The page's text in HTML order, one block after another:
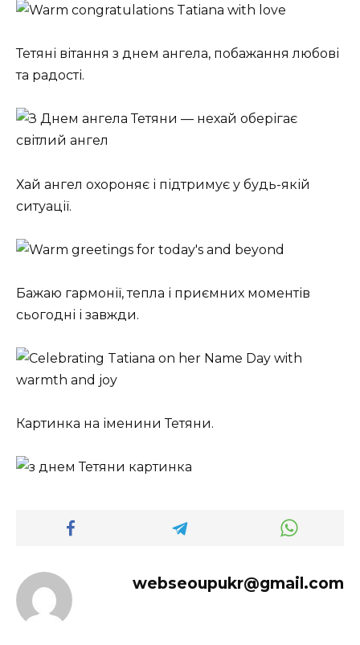
Тетяні вітання з днем ангела, побажання любові
та радості.
Хай ангел охороняє і підтримує у будь-якій
ситуації.
Бажаю гармонії, тепла і приємних моментів
сьогодні і завжди.
Картинка на іменини Тетяни. ️
webseoupukr@gmail.com